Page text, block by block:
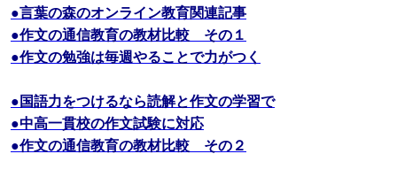
●言葉の森のオンライン教育関連記事
●作文の通信教育の教材比較 その１
●作文の勉強は毎週やることで力がつく
●国語力をつけるなら読解と作文の学習で
●中高一貫校の作文試験に対応
●作文の通信教育の教材比較 その２